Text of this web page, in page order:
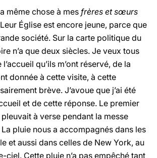
même chose à mes frères et sœurs
Leur Église est encore jeune, parce que
société. Sur la carte politique du
n’a que deux siècles. Je veux tous
qu’ils m’ont réservé, de la
donnée à cette visite, à cette
brève. J’avoue que j’ai été
et de cette réponse. Le premier
à verse pendant la messe
pluie nous a accompagnés dans les
et aussi dans celles de New York, au
ciel. Cette pluie n’a pas empêché tant